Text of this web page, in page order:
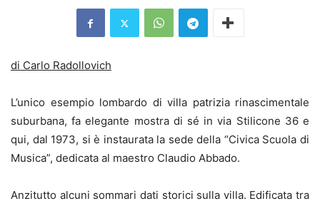
di Carlo Radollovich
L’unico esempio lombardo di villa patrizia rinascimentale
suburbana, fa elegante mostra di sé in via Stilicone 36 e
qui, dal 1973, si è instaurata la sede della “Civica Scuola di
Musica”, dedicata al maestro Claudio Abbado.
Anzitutto alcuni sommari dati storici sulla villa. Edificata tra